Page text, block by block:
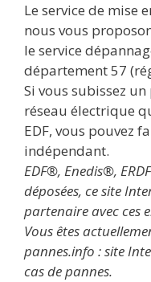
Le service de mise
nous vous
le service
département 57
Si vous subissez
réseau électrique
EDF, vous pouvez
indépendant.
EDF®, Enedis®,
déposées, ce site
partenaire avec ces
Vous êtes
pannes.info : site
cas de pannes.